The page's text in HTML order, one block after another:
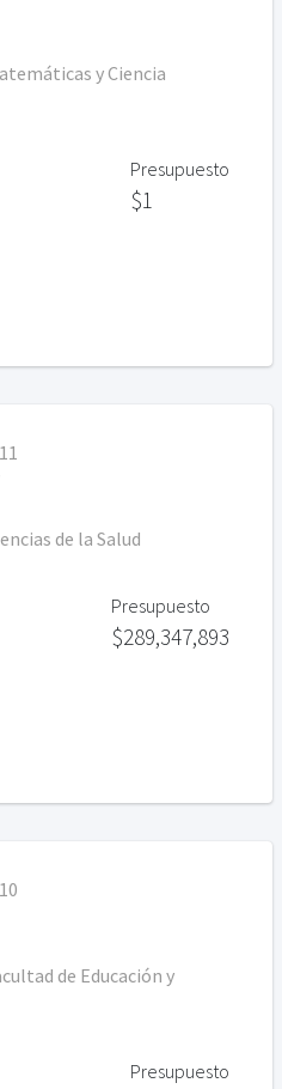
y Ciencia
Presupuesto
$1
de la Salud
Presupuesto
$289,347,893
de Educación y
Presupuesto